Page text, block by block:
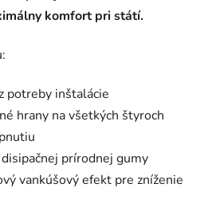
komfort pri státí.
potreby inštalácie
hrany na všetkých štyroch
prírodnej gumy
vankúšový efekt pre zníženie